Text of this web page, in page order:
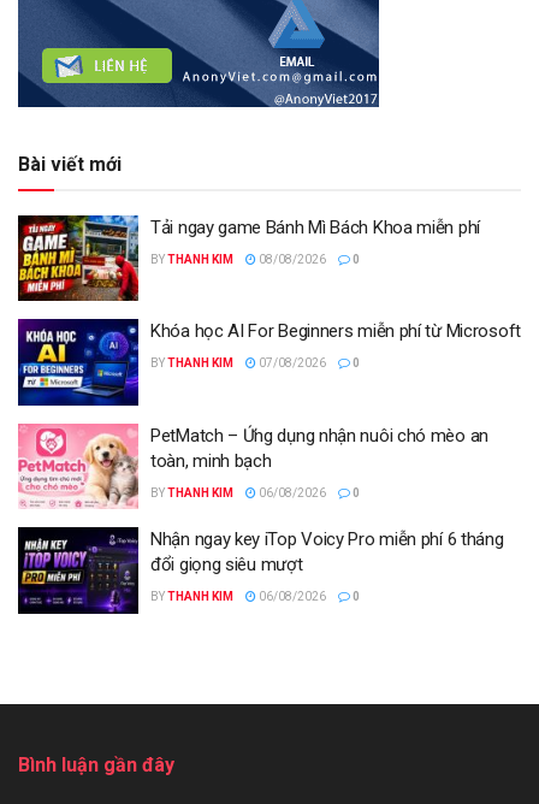
Bài viết mới
Tải ngay game Bánh Mì Bách Khoa miễn phí
BYTHANH KIM 08/08/2026 0
Khóa học AI For Beginners miễn phí từ Microsoft
BYTHANH KIM 07/08/2026 0
PetMatch – Ứng dụng nhận nuôi chó mèo an
toàn, minh bạch
BYTHANH KIM 06/08/2026 0
Nhận ngay key iTop Voicy Pro miễn phí 6 tháng
đổi giọng siêu mượt
BYTHANH KIM 06/08/2026 0
Bình luận gần đây